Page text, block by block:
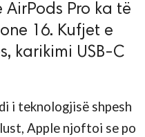
Pro ka të
16. Kufjet e
karikimi USB-C
i teknologjisë shpesh
Apple njoftoi se po